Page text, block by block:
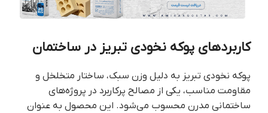
کاربردهای پوکه نخودی تبریز در ساختمان
پوکه نخودی تبریز به دلیل وزن سبک، ساختار متخلخل و
مقاومت مناسب، یکی از مصالح پرکاربرد در پروژه‌های
ساختمانی مدرن محسوب می‌شود. این محصول به عنوان